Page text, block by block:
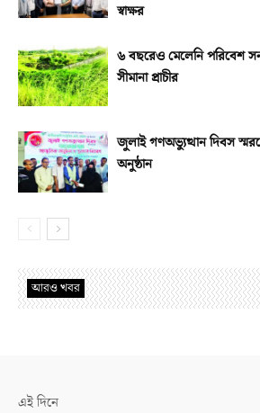
স্বাক্ষর
৬ বছরেও মেলেনি পরিবেশ
সীমানা প্রাচীর
জুলাই গণঅভ্যুত্থান দিবস
অনুষ্ঠান
আরও খবর
এই দিনে